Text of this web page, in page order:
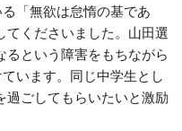
「無欲は怠惰の基であ
てくださいました。山田選
るという障害をもちながら
います。同じ中学生とし
過ごしてもらいたいと激励